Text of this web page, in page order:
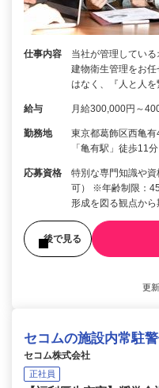
仕事内容
当社が管理してい
建物衛生管理をお
はなく、『人と人
給与 月給300,000円～
勤務地
東京都葛飾区西亀
「亀有駅」徒歩11分
応募資格
特別な専門知識や
可） ※年齢制限：
形成を図る観点か
後で見る
更
セコムの施設内常駐
セコム株式会社
正社員